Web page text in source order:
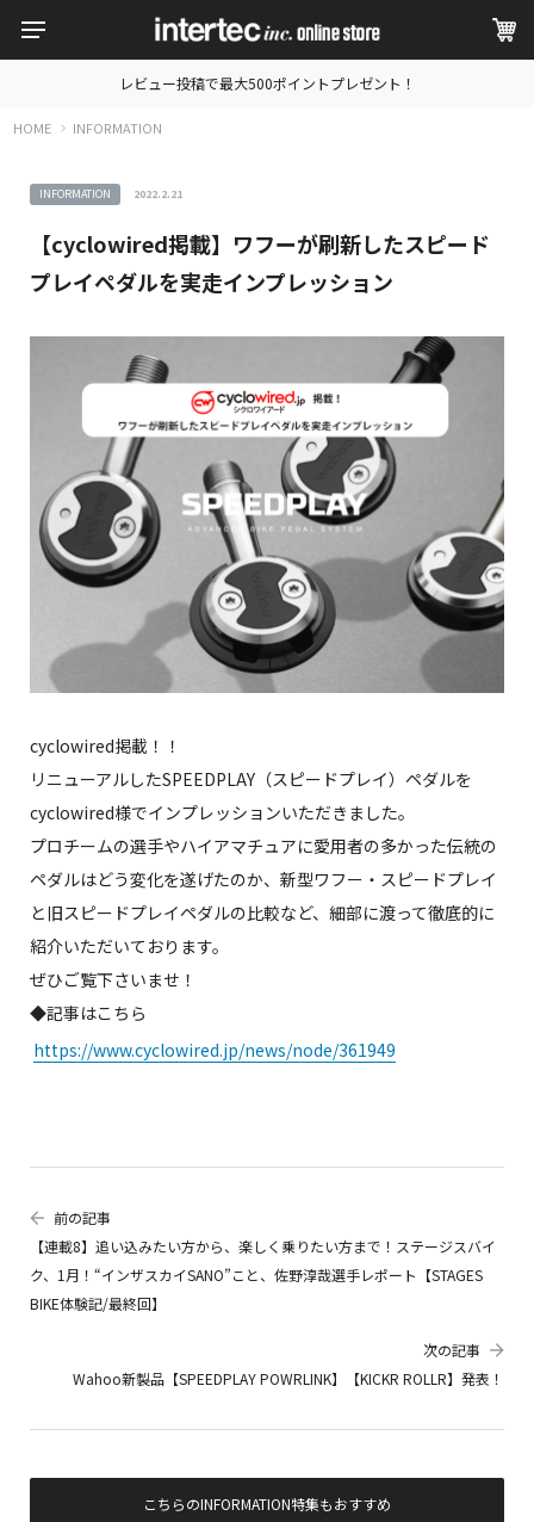
レビュー投稿で最大500ポイントプレゼント！
HOME INFORMATION
INFORMATION 2022.2.21
【cyclowired掲載】ワフーが刷新したスピード
プレイペダルを実走インプレッション
cyclowired掲載！！
リニューアルしたSPEEDPLAY（スピードプレイ）ペダルを
cyclowired様でインプレッションいただきました。
プロチームの選手やハイアマチュアに愛用者の多かった伝統の
ペダルはどう変化を遂げたのか、新型ワフー・スピードプレイ
と旧スピードプレイペダルの比較など、細部に渡って徹底的に
紹介いただいております。
ぜひご覧下さいませ！
◆記事はこちら
https://www.cyclowired.jp/news/node/361949
前の記事
【連載8】追い込みたい方から、楽しく乗りたい方まで！ステージスバイ
ク、1月！“インザスカイSANO”こと、佐野淳哉選手レポート【STAGES
BIKE体験記/最終回】
次の記事
Wahoo新製品【SPEEDPLAY POWRLINK】【KICKR ROLLR】発表！
こちらのINFORMATION特集もおすすめ